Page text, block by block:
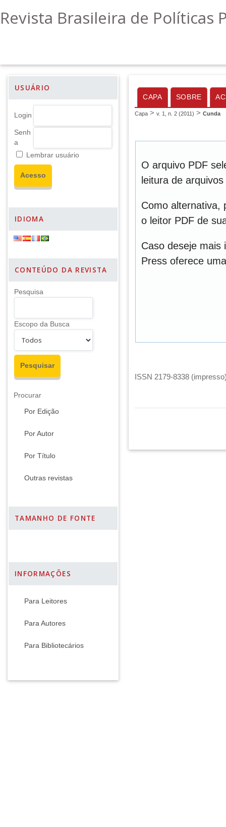
Revista Brasileira de Políticas
USUÁRIO
Login
Senh
a
Lembrar usuário
IDIOMA
CONTEÚDO DA REVISTA
Pesquisa
Escopo da Busca
Procurar
Por Edição
Por Autor
Por Título
Outras revistas
TAMANHO DE FONTE
INFORMAÇÕES
Para Leitores
Para Autores
Para Bibliotecários
CAPA SOBRE
Capa > v. 1, n. 2 (2011) > Cunda
O arquivo PDF
leitura de
Como alternativa,
o leitor PDF de
Caso deseje mais
Press oferece
ISSN 2179-8338